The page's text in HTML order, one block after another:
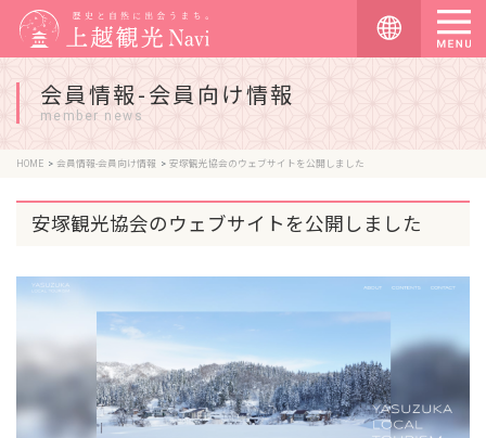
会員情報-会員向け情報
member news
HOME 会員情報-会員向け情報 安塚観光協会のウェブサイトを公開しました
安塚観光協会のウェブサイトを公開しました